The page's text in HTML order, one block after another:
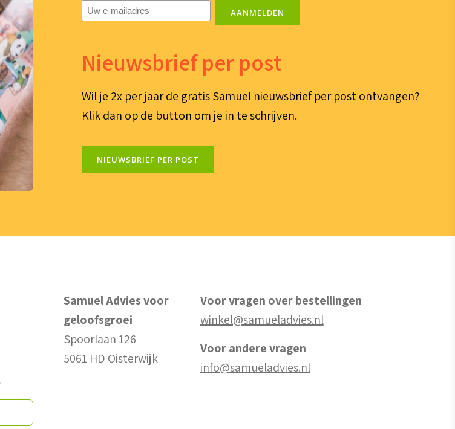
E-
mailadres(Vereist)
AANMELDEN
Nieuwsbrief per post
Wil je 2x per jaar de gratis Samuel nieuwsbrief per post ontvangen?
Klik dan op de button om je in te schrijven.
NIEUWSBRIEF PER POST
Samuel Advies voor
geloofsgroei
Spoorlaan 126
5061 HD Oisterwijk
Voor vragen over bestellingen
winkel@samueladvies.nl
Voor andere vragen
info@samueladvies.nl